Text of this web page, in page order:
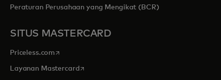
Peraturan Perusahaan yang Mengikat (BCR)
SITUS MASTERCARD
Priceless.com opens in a new tab
Layanan Mastercardopens in a new tab